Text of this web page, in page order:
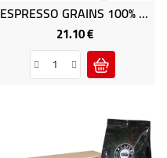
ESPRESSO GRAINS 100% ARABICA 1KG (ORANGE) - Café Brésilia
21.10 €Price